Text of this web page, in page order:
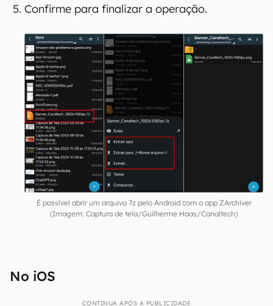
Acesse a pasta onde o arquivo 7z está
localizado;
Toque no arquivo para ver as opções;
Selecione "Extrair aqui" ou "Extrair para" para
definir outro destino;
Confirme para finalizar a operação.